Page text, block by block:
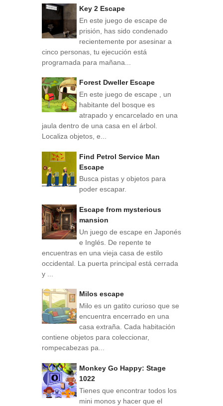
Key 2 Escape
En este juego de escape de
prisión, has sido condenado
recientemente por asesinar a
cinco personas, tu ejecución está
programada para mañana...
Forest Dweller Escape
En este juego de escape , un
habitante del bosque es
atrapado y encarcelado en una
jaula dentro de una casa en el árbol.
Localiza objetos, e...
Find Petrol Service Man
Escape
Busca pistas y objetos para
poder escapar.
Escape from mysterious
mansion
Un juego de escape en Japonés
e Inglés. De repente te
encuentras en una vieja casa de estilo
occidental. La puerta principal está cerrada
y ...
Milos escape
Milo es un gatito curioso que se
encuentra encerrado en una
casa extraña. Cada habitación
contiene objetos para coleccionar,
rompecabezas pa...
Monkey Go Happy: Stage
1022
Tienes que encontrar todos los
mini monos y hacer que el